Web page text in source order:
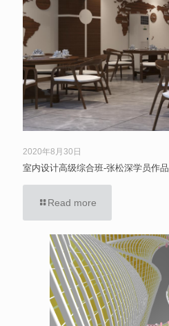
2020年8月30日
室内设计高级综合班-张松深学员作品
Read more